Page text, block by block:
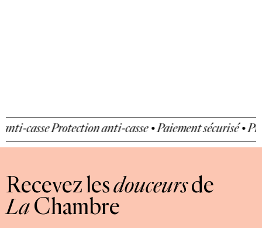
casseProtection anti-casse • Paiement sécurisé •
Recevez lesdouceursde
LaChambre